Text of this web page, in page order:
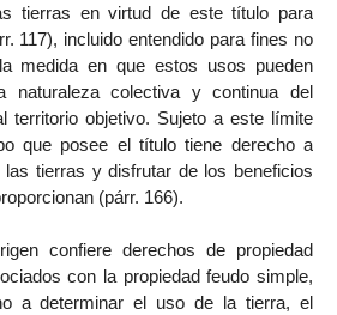
tierras en virtud de este título para
117), incluido entendido para fines no
medida en que estos usos pueden
naturaleza colectiva y continua del
territorio objetivo. Sujeto a este límite
que posee el título tiene derecho a
tierras y disfrutar de los beneficios
(párr. 166).
confiere derechos de propiedad
con la propiedad feudo simple,
a determinar el uso de la tierra, el